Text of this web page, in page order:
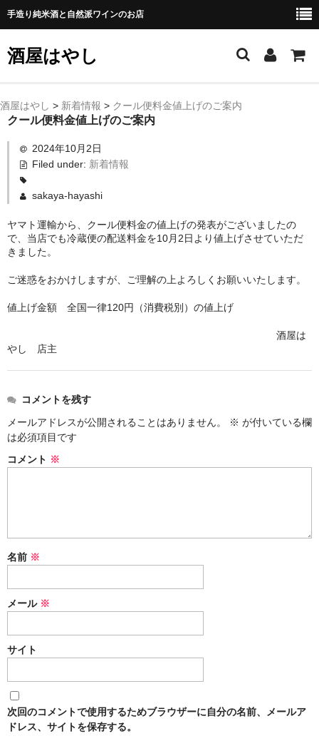
手造り純米酒と自然派ワインのお店
酒屋はやし
ホーム
純 米 酒
よえもん 川村酒造店（岩手県花巻市）
田从･月下の舞 舞鶴酒造（秋田県横手市）
綿屋 金の井酒造（宮城県栗原市）
大七 大七酒造（福島県二本松市）
宗玄 宗玄酒造（石川県珠洲市）
神亀 神亀酒造（埼玉県蓮田市）
隆・丹沢山 川西屋酒造店（神奈川県足柄上郡）
長珍 長珍酒造（愛知県津島市）
天遊琳・伊勢の白酒 タカハシ酒造（三重県四日市市）
るみ子の酒・英・妙の華 森喜酒造（三重県伊賀市）
睡龍・生もとのどぶ 久保本家酒造（奈良県宇陀市）
奥播磨 下村酒造店（兵庫県姫路市安富町）
旭菊・綾花 旭菊酒造（福岡県久留米市）
酒屋はやし > 新着情報 > クール便料金値上げのご案内
クール便料金値上げのご案内
2024年10月2日
Filed under: 新着情報
sakaya-hayashi
ヤマト運輸から、クール便料金の値上げの発表がございましたの
で、当店でも冷蔵便の配送料金を10月2日より値上げさせていただ
きました。
ご迷惑をおかけしますが、ご理解の上よろしくお願いいたします。
値上げ金額 全国一律120円（消費税別）の値上げ
酒屋は
やし 店主
コメントを残す
メールアドレスが公開されることはありません。
※ が付いている欄
は必須項目です
コメント ※
名前 ※
メール ※
サイト
次回のコメントで使用するためブラウザーに自分の名前、メールア
ドレス、サイトを保存する。